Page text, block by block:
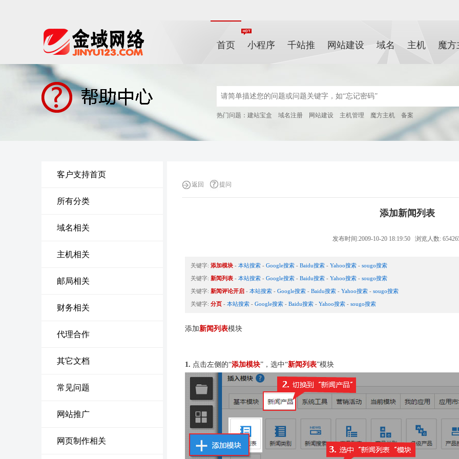
首页 小程序 千站推 网站建设 域名 主机 魔方
热门问题： 建站宝盒 域名注册 网站建设 主机管理 魔方主机 备案
客户支持首页
所有分类
域名相关
主机相关
邮局相关
财务相关
代理合作
其它文档
常见问题
网站推广
网页制作相关
返回 提问
添加新闻列表
发布时间:2009-10-20 18:19:50 浏览人数:
关键字: 添加模块 - 本站搜索 - Google搜索 - Baidu搜索 - Yahoo搜索 - sougo搜索
关键字: 新闻列表 - 本站搜索 - Google搜索 - Baidu搜索 - Yahoo搜索 - sougo搜索
关键字: 新闻评论开启 - 本站搜索 - Google搜索 - Baidu搜索 - Yahoo搜索 - sougo搜索
关键字: 分页 - 本站搜索 - Google搜索 - Baidu搜索 - Yahoo搜索 - sougo搜索
添加新闻列表模块
1. 点击左侧的“添加模块”，选中“新闻列表”模块